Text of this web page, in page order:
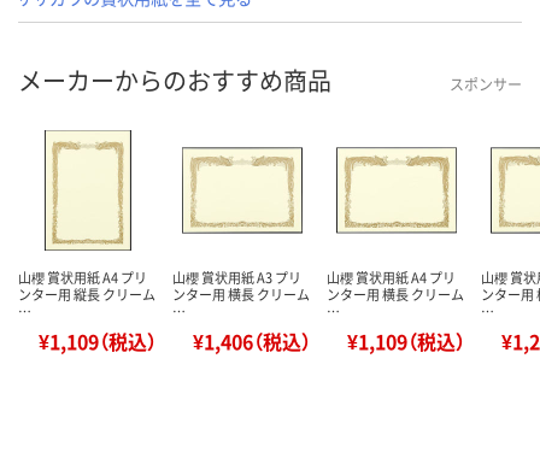
メーカーからのおすすめ商品 スポンサー
山櫻 賞状用紙 A4 プリ
ンター用 縦長 クリーム
…
¥1,109（税込）
山櫻 賞状用紙 A3 プリ
ンター用 横長 クリーム
…
¥1,406（税込）
山櫻 賞状用紙 A4 プリ
ンター用 横長 クリーム
…
¥1,109（税込）
山櫻 賞
ンター用
…